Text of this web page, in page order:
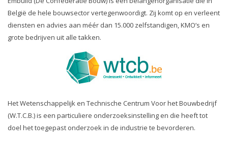
België de hele bouwsector vertegenwoordigt. Zij komt op en verleent
diensten en advies aan méér dan 15.000 zelfstandigen, KMO’s en
grote bedrijven uit alle takken.
Het Wetenschappelijk en Technische Centrum Voor het Bouwbedrijf
(W.T.C.B.) is een particuliere onderzoeksinstelling en die heeft tot
doel het toegepast onderzoek in de industrie te bevorderen.